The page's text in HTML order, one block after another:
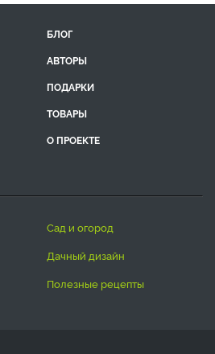
БЛОГ
АВТОРЫ
ПОДАРКИ
ТОВАРЫ
О ПРОЕКТЕ
сад и огород
дачный дизайн
полезные рецепты